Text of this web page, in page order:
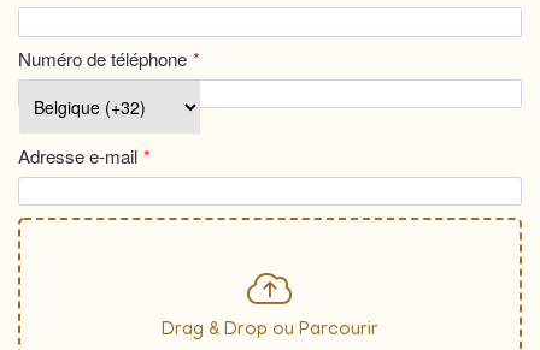
Numéro de téléphone
Adresse e-mail